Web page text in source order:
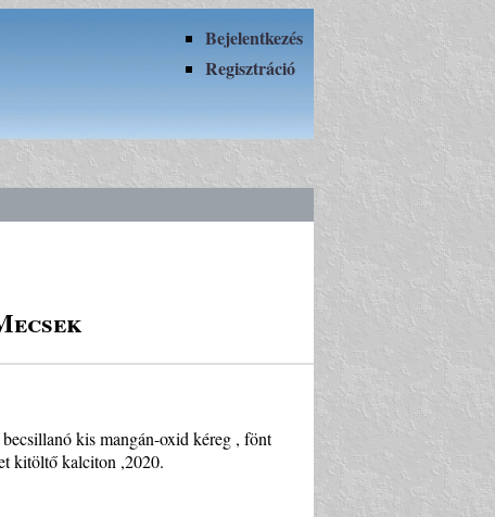
Bejelentkezés
Regisztráció
kis mangán-oxid kéreg , fönt
kitöltő kalciton ,2020.